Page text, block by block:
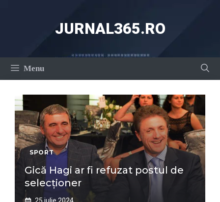
JURNAL365.RO
Menu
SPORT
Gică Hagi ar fi refuzat postul de
selecționer